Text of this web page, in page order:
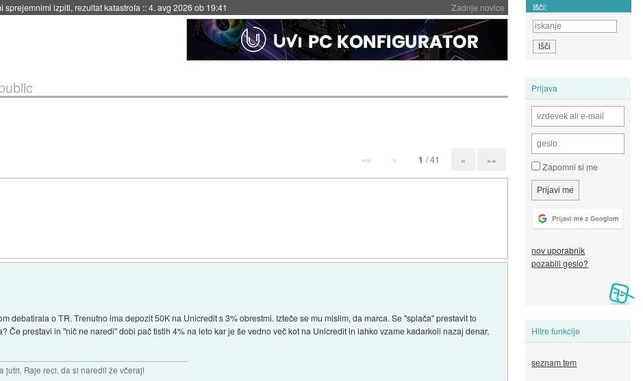
Zadnje novice
izpiti, rezultat katastrofa ::4. avg 2026 ob 19:41 Išči:
Prijava
Zapomni si me
nov uporabnik
pozabili geslo?
Hitre funkcije
seznam tem
«« « 1 / 41 » »»
debatirala o TR. Trenutno ima depozit 50K na Unicredit s 3% obrestmi. Izteče se mu mislim, da marca. Se "splača" prestavit to
Če prestavi in "nič ne naredi" dobi pač tistih 4% na leto kar je še vedno več kot na Unicredit in lahko vzame kadarkoli nazaj denar,
jutri. Raje reci, da si naredil že včeraj!